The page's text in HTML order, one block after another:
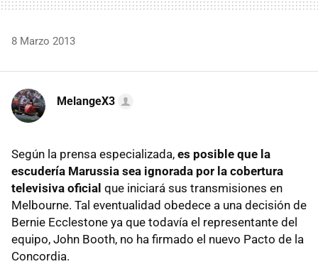
8 Marzo 2013
MelangeX3
Según la prensa especializada, es posible que la
escudería Marussia sea ignorada por la cobertura
televisiva oficial que iniciará sus transmisiones en
Melbourne. Tal eventualidad obedece a una decisión de
Bernie Ecclestone ya que todavía el representante del
equipo, John Booth, no ha firmado el nuevo Pacto de la
Concordia.